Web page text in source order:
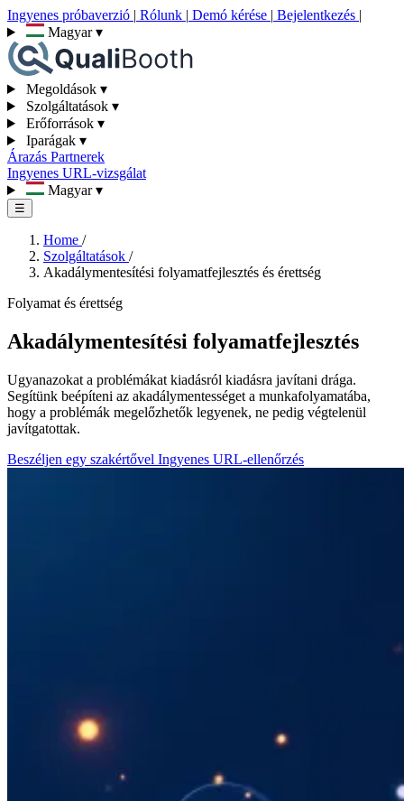
Ingyenes próbaverzió | Rólunk | Demó kérése | Bejelentkezés |
Magyar▾
Megoldások ▾
Szolgáltatások ▾
Erőforrások ▾
Iparágak ▾
Árazás Partnerek
Ingyenes URL-vizsgálat
Magyar▾
☰
Home /
Szolgáltatások /
Akadálymentesítési folyamatfejlesztés és érettség
Folyamat és érettség
Akadálymentesítési folyamatfejlesztés
Ugyanazokat a problémákat kiadásról kiadásra javítani drága.
Segítünk beépíteni az akadálymentességet a munkafolyamatába,
hogy a problémák megelőzhetők legyenek, ne pedig végtelenül
javítgatottak.
Beszéljen egy szakértővel Ingyenes URL-ellenőrzés